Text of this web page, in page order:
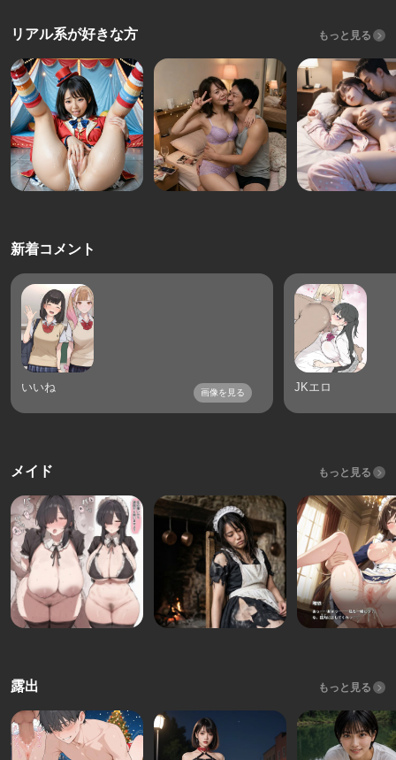
リアル系が好きな方 もっと見る
新着コメント
いいね 画像を見る JKエロ
メイド もっと見る
露出 もっと見る